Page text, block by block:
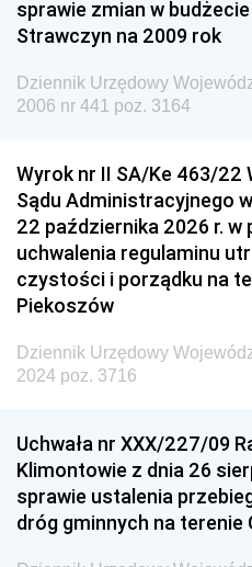
Dziennik Urzędowy
Dziennik Urzędowy
sprawie zmian w
Strawczyn na 2009 rok
Dziennik Urzędowy
2006 nr 441 poz. 3164
Wyrok nr II SA/Ke 463/22
Sądu Administracyjnego
22 października 2026 r. w
uchwalenia regulaminu
czystości i porządku na
Piekoszów
Dziennik Urzędowy
2024 poz. 3716
Uchwała nr XXX/227/09
Klimontowie z dnia 26
sprawie ustalenia
dróg gminnych na terenie